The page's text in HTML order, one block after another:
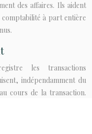
des affaires. Ils aident
comptabilité à part entière
les transactions
indépendamment du
cours de la transaction.